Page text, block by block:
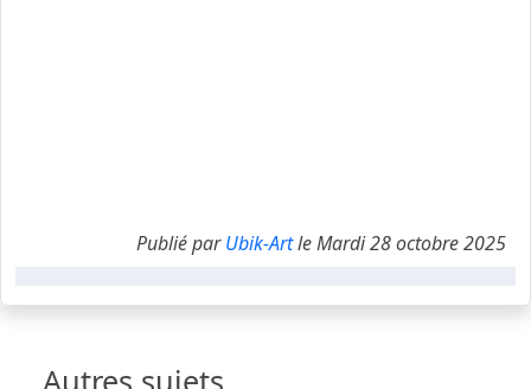
Publié parUbik-Artle Mardi 28 octobre 2025
Autres sujets